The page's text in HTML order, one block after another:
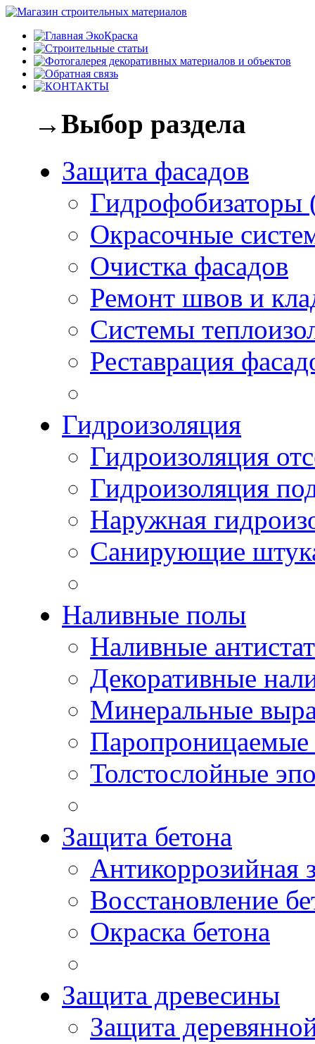
→Выбор раздела
Защита фасадов
Гидрофобизаторы
Окрасочные
Очистка фасадов
Ремонт швов и
Системы
Реставрация
Гидроизоляция
Гидроизоляция
Гидроизоляция
Наружная
Санирующие
Наливные полы
Наливные
Декоративные
Минеральные
Толстослойные
Защита бетона
Антикоррозийная
Восстановление
Окраска бетона
Защита древесины
Защита